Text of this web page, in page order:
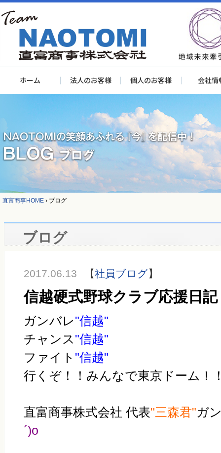
ホーム 法人のお客様 個人のお客様 会社情
直富商事HOME › ブログ
ブログ
2017.06.13 【社員ブログ】
信越硬式野球クラブ応援日記
ガンバレ"信越"
チャンス"信越"
ファイト "信越"
行くぞ！！みんなで東京ドーム！
直富商事株式会社 代表"三森君"ガ
´)o